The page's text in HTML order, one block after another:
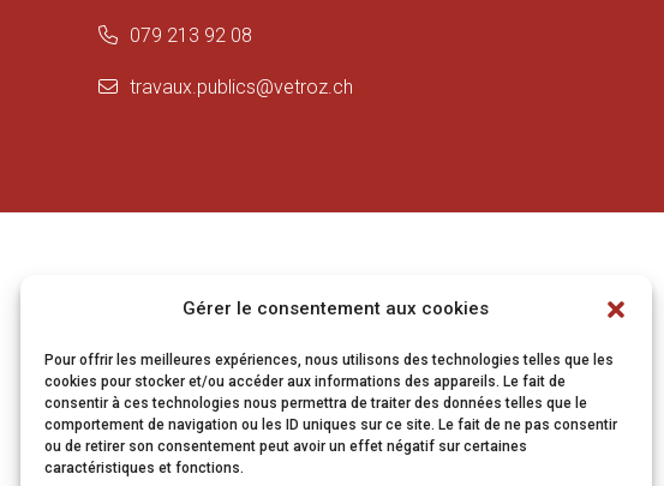
Gérer le consentement aux cookies
Pour offrir les meilleures expériences, nous utilisons des technologies telles que les
cookies pour stocker et/ou accéder aux informations des appareils. Le fait de
consentir à ces technologies nous permettra de traiter des données telles que le
comportement de navigation ou les ID uniques sur ce site. Le fait de ne pas consentir
ou de retirer son consentement peut avoir un effet négatif sur certaines
caractéristiques et fonctions.
079 213 92 08
travaux.publics@vetroz.ch